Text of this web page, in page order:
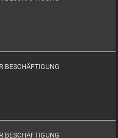
BESCHÄFTIGUNG
BESCHÄFTIGUNG